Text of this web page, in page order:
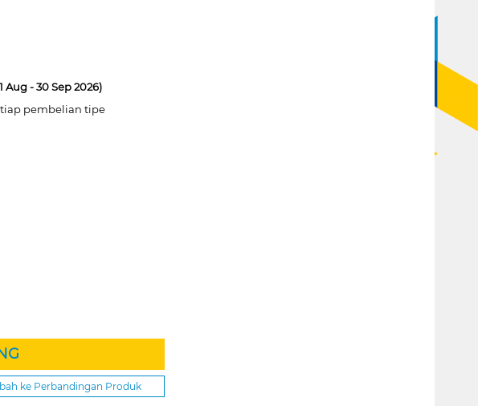
- 30 Sep 2026)
pembelian tipe
ke Perbandingan Produk